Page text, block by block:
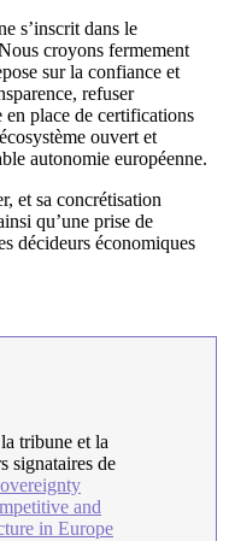
s’inscrit dans le
croyons fermement
sur la confiance et
refuser
en place de certifications
ouvert et
autonomie européenne.
et sa concrétisation
qu’une prise de
décideurs économiques
tribune et la
signataires de
and
in Europe